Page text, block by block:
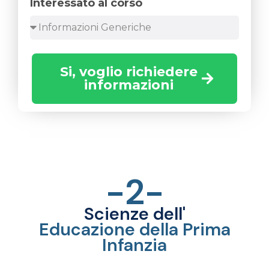
Interessato al corso
Si, voglio richiedere
informazioni
-2-
Scienze dell'
Educazione della Prima
Infanzia